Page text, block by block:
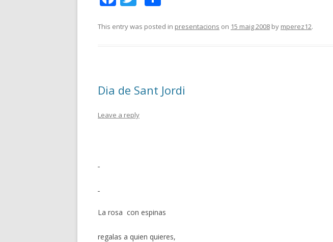
e
k
itt m
ix
This entry was posted in presentacions on 15 maig 2008 by mperez12.
Dia de Sant Jordi
Leave a reply
La rosa con espinas
regalas a quien quieres,